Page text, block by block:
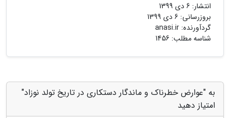
انتشار: 6 دی 1399
بروزرسانی: 6 دی 1399
گردآورنده: anasi.ir
شناسه مطلب: 1456
به "عوارض خطرناک و ماندگار دستکاری در تاریخ تولد نوزاد"
امتیاز دهید